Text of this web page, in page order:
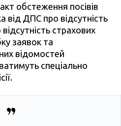
обстеження посівів
від ДПС про відсутність
страхових
заявок та
відомостей
спеціально